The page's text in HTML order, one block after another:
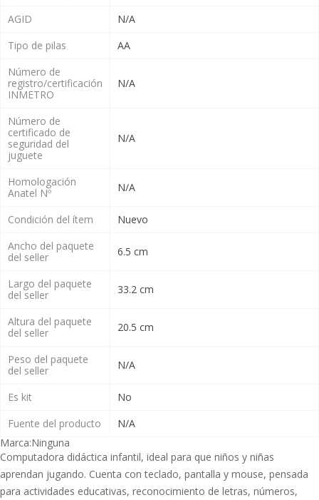
AGID
N/A
Tipo de pilas
AA
Número de
registro/certificación
INMETRO
N/A
Número de
certificado de
seguridad del
juguete
N/A
Homologación
Anatel Nº
N/A
Condición del ítem
Nuevo
Ancho del paquete
del seller
6.5 cm
Largo del paquete
del seller
33.2 cm
Altura del paquete
del seller
20.5 cm
Peso del paquete
del seller
N/A
Es kit
No
Fuente del producto
N/A
Marca:Ninguna
Computadora didáctica infantil, ideal para que niños y niñas
aprendan jugando. Cuenta con teclado, pantalla y mouse, pensada
para actividades educativas, reconocimiento de letras, números,